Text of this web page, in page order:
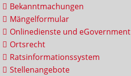
Bekanntmachungen
Mängelformular
Onlinedienste und eGovernment
Ortsrecht
Ratsinformationssystem
Stellenangebote